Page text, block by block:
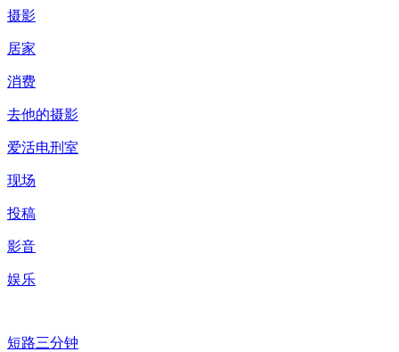
摄影
居家
消费
去他的摄影
爱活电刑室
现场
投稿
影音
娱乐
短路三分钟